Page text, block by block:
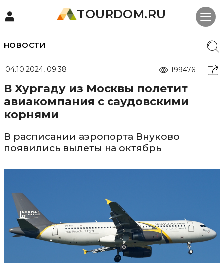
TOURDOM.RU
НОВОСТИ
04.10.2024, 09:38 199476
В Хургаду из Москвы полетит
авиакомпания с саудовскими
корнями
В расписании аэропорта Внуково
появились вылеты на октябрь